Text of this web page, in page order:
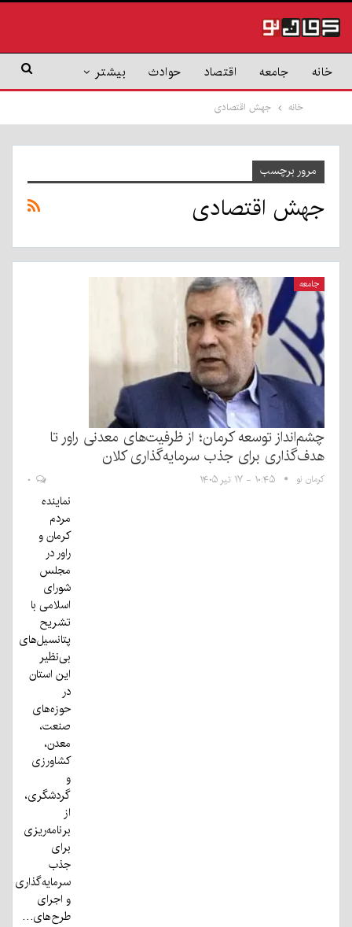
خانه جامعه اقتصاد حوادث بیشتر
خانه جهش اقتصادی
مرور برچسب
جهش اقتصادی
جامعه
چشم‌انداز توسعه کرمان؛ از ظرفیت‌های معدنی راور تا
هدف‌گذاری برای جذب سرمایه‌گذاری کلان
کرمان نو ۱۰:۴۵ - ۱۷ تیر ۱۴۰۵
نماینده
مردم
کرمان و
راور در
مجلس
شورای
اسلامی با
تشریح
پتانسیل‌های
بی‌نظیر
این استان
در
حوزه‌های
صنعت،
معدن،
کشاورزی
و
گردشگری،
از
برنامه‌ریزی
برای
جذب
سرمایه‌گذاری
و اجرای
طرح‌های…